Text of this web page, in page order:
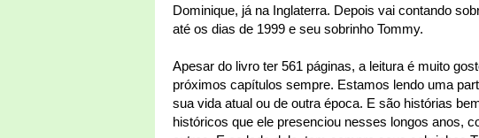
Dominique, já na Inglaterra. Depois vai contando
até os dias de 1999 e seu sobrinho Tommy.
Apesar do livro ter 561 páginas, a leitura é muito
próximos capítulos sempre. Estamos lendo uma
sua vida atual ou de outra época. E são histórias
históricos que ele presenciou nesses longos anos,